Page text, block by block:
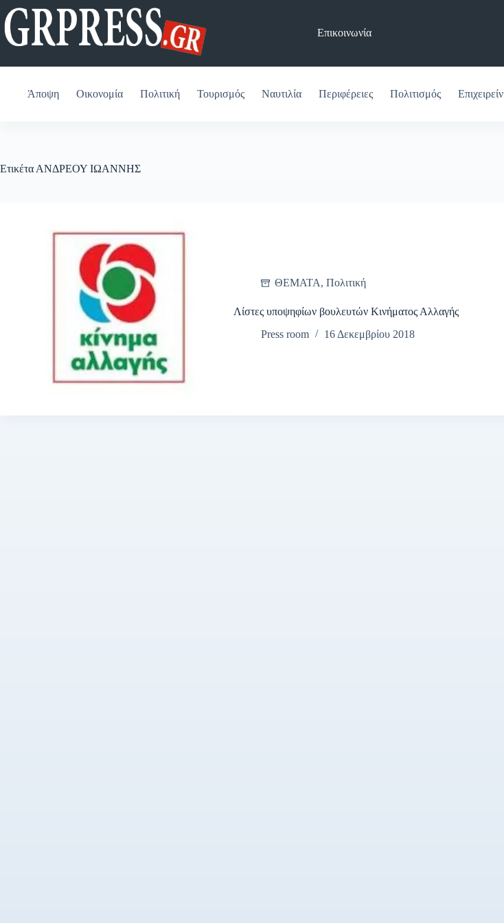
Μετάβαση
στο
περιεχόμενο
Επικοινωνία
Άποψη Οικονομία Πολιτική Τουρισμός Ναυτιλία Περιφέρειες Πολιτισμός Επιχειρείν
Ετικέτα ΑΝΔΡΕΟΥ ΙΩΑΝΝΗΣ
ΘΕΜΑΤΑ, Πολιτική
Λίστες υποψηφίων βουλευτών Κινήματος Αλλαγής
Press room
16 Δεκεμβρίου 2018